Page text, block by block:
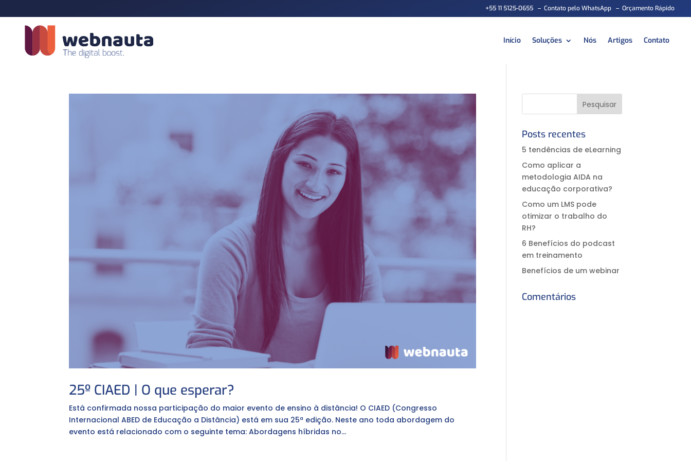
+55 11 5125-0655 – Contato pelo WhatsApp – Orçamento Rápido
Início Soluções Nós Artigos Contato
25º CIAED | O que esperar?
Está confirmada nossa participação do maior evento de ensino à distância! O CIAED (Congresso
Internacional ABED de Educação a Distância) está em sua 25ª edição. Neste ano toda abordagem do
evento está relacionado com o seguinte tema: Abordagens híbridas no...
Posts recentes
5 tendências de eLearning
Como aplicar a
metodologia AIDA na
educação corporativa?⠀
Como um LMS pode
otimizar o trabalho do
RH?
6 Benefícios do podcast
em treinamento
Benefícios de um webinar
Comentários